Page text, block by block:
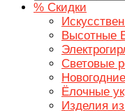
% Скидки
Высотные
Световые
Ёлочные
Изделия